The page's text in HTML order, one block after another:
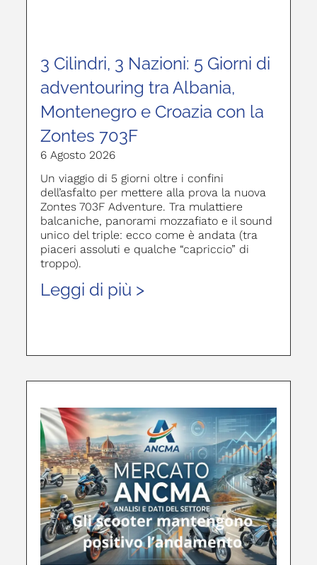
3 Cilindri, 3 Nazioni: 5 Giorni di
adventouring tra Albania,
Montenegro e Croazia con la
Zontes 703F
6 Agosto 2026
Un viaggio di 5 giorni oltre i confini
dell’asfalto per mettere alla prova la nuova
Zontes 703F Adventure. Tra mulattiere
balcaniche, panorami mozzafiato e il sound
unico del triple: ecco come è andata (tra
piaceri assoluti e qualche “capriccio” di
troppo).
Leggi di più >